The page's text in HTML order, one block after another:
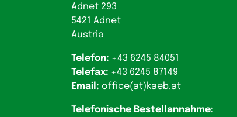
Adnet 293
5421 Adnet
Austria
Telefon: +43 6245 84051
Telefax: +43 6245 87149
Email: office(at)kaeb.at
Telefonische Bestellannahme: